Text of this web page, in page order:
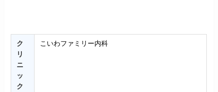
ク
リ
ニ
ッ
ク
こいわファミリー内科